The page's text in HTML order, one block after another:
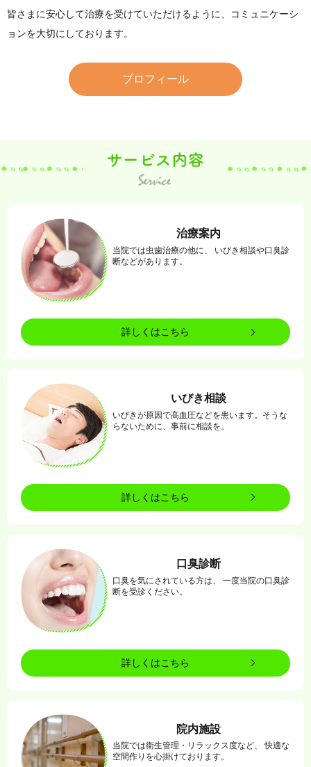
皆さまに安心して治療を受けていただけるように、コミュニケーシ
ョンを大切にしております。
プロフィール
治療案内
当院では虫歯治療の他に、 いびき相談や口臭診
断などがあります。
詳しくはこちら
いびき相談
いびきが原因で高血圧などを患います。そうな
らないために、事前に相談を。
詳しくはこちら
口臭診断
口臭を気にされている方は、 一度当院の口臭診
断を受診ください。
詳しくはこちら
院内施設
当院では衛生管理・リラックス度など、 快適な
空間作りを心掛けております。